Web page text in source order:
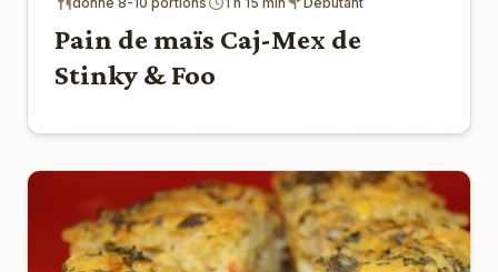
Pain de maïs Caj-Mex de
Stinky & Foo